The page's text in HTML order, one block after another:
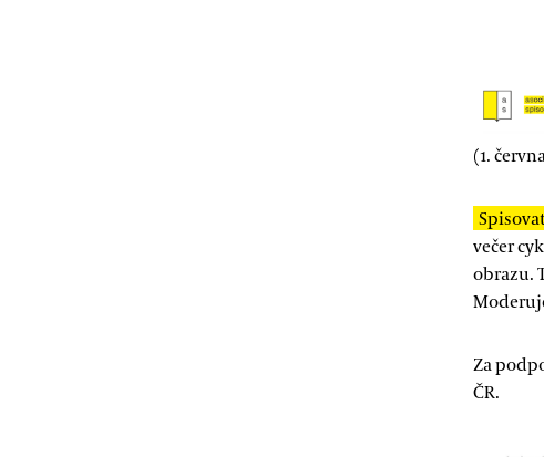
(1.
večer
obrazu.
Za
ČR.